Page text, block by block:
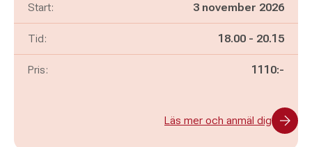
Start: 3 november 2026
Tid: Pågår mellan
18.00 - och
20.15
Pris: 1110:-
Läs mer och anmäl dig